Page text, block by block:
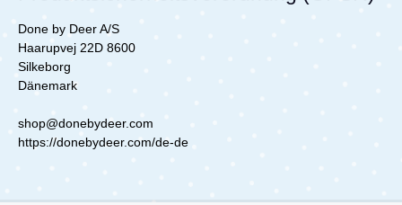
Done by Deer A/S
Haarupvej 22D 8600
Silkeborg
Dänemark
shop@donebydeer.com
https://donebydeer.com/de-de